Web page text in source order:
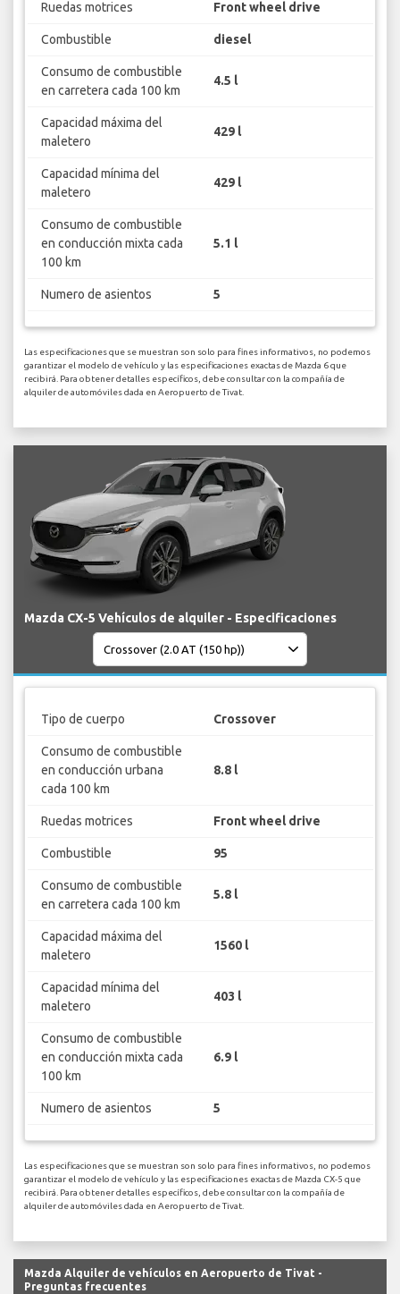
Ruedas motrices Front wheel drive
Combustible diesel
Consumo de combustible
en carretera cada 100 km
4.5 l
Capacidad máxima del
maletero
429 l
Capacidad mínima del
maletero
429 l
Consumo de combustible
en conducción mixta cada
100 km
5.1 l
Numero de asientos 5
Las especificaciones que se muestran son solo para fines informativos, no podemos
garantizar el modelo de vehículo y las especificaciones exactas de Mazda 6 que
recibirá. Para obtener detalles específicos, debe consultar con la compañía de
alquiler de automóviles dada en Aeropuerto de Tivat.
Mazda CX-5 Vehículos de alquiler - Especificaciones
Tipo de cuerpo Crossover
Consumo de combustible
en conducción urbana
cada 100 km
8.8 l
Ruedas motrices Front wheel drive
Combustible 95
Consumo de combustible
en carretera cada 100 km
5.8 l
Capacidad máxima del
maletero
1560 l
Capacidad mínima del
maletero
403 l
Consumo de combustible
en conducción mixta cada
100 km
6.9 l
Numero de asientos 5
Las especificaciones que se muestran son solo para fines informativos, no podemos
garantizar el modelo de vehículo y las especificaciones exactas de Mazda CX-5 que
recibirá. Para obtener detalles específicos, debe consultar con la compañía de
alquiler de automóviles dada en Aeropuerto de Tivat.
Mazda Alquiler de vehículos en Aeropuerto de Tivat -
Preguntas frecuentes